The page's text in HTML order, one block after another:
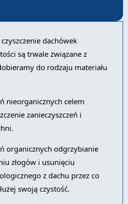
dachówek
są trwale związane z
do rodzaju materiału
nieorganicznych celem
zanieczyszczeń i
organicznych odgrzybianie
złogów i usunięciu
z dachu przez co
swoją czystość.